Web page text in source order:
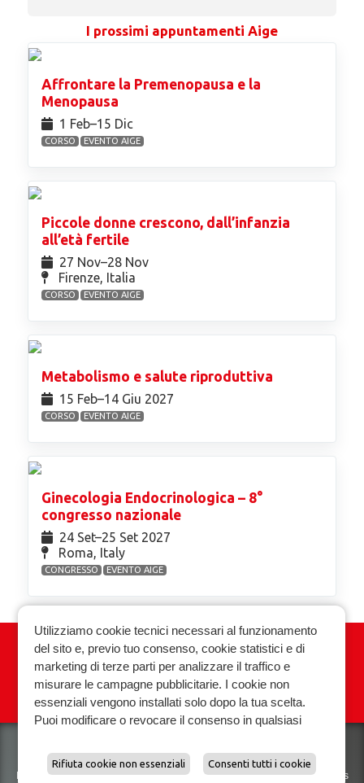
I prossimi appuntamenti Aige
Affrontare la Premenopausa e la
Menopausa
1 Feb⁠–15 Dic
CORSO EVENTO AIGE
Piccole donne crescono, dall’infanzia
all’età fertile
27 Nov⁠–28 Nov
Firenze, Italia
CORSO EVENTO AIGE
Metabolismo e salute riproduttiva
15 Feb⁠–14 Giu 2027
CORSO EVENTO AIGE
Ginecologia Endocrinologica – 8°
congresso nazionale
24 Set⁠–25 Set 2027
Roma, Italy
CONGRESSO EVENTO AIGE
Associazione Italiana Ginecologia
Endocrinologica
Privacy policy Cookie policy
Biomedical Technologies Srl VAT. 01118070927Privacy policy|Cookies
Utilizziamo cookie tecnici necessari al funzionamento
del sito e, previo tuo consenso, cookie statistici e di
marketing di terze parti per analizzare il traffico e
misurare le campagne pubblicitarie. I cookie non
essenziali vengono installati solo dopo la tua scelta.
Puoi modificare o revocare il consenso in qualsiasi
Scopri di piu e gestisci le preferenze sui cookie.
Rifiuta cookie non essenziali Consenti tutti i cookie